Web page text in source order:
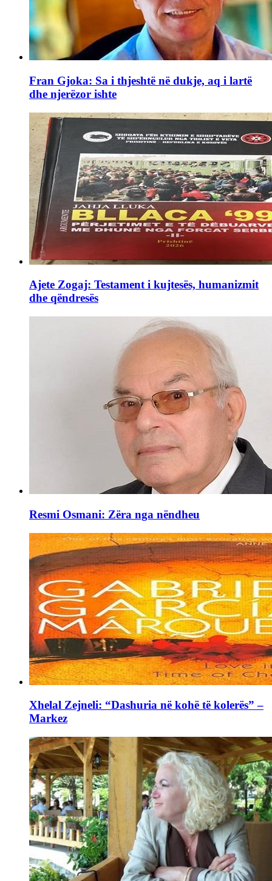
Fran Gjoka: Sa i thjeshtë në dukje, aq i lartë
dhe njerëzor ishte
Ajete Zogaj: Testament i kujtesës, humanizmit
dhe qëndresës
Resmi Osmani: Zëra nga nëndheu
Xhelal Zejneli: “Dashuria në kohë të kolerës” –
Markez